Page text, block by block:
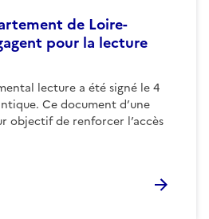
de Loire-
pour la lecture
lecture a été signé le 4
Ce document d’une
objectif de renforcer l’accès